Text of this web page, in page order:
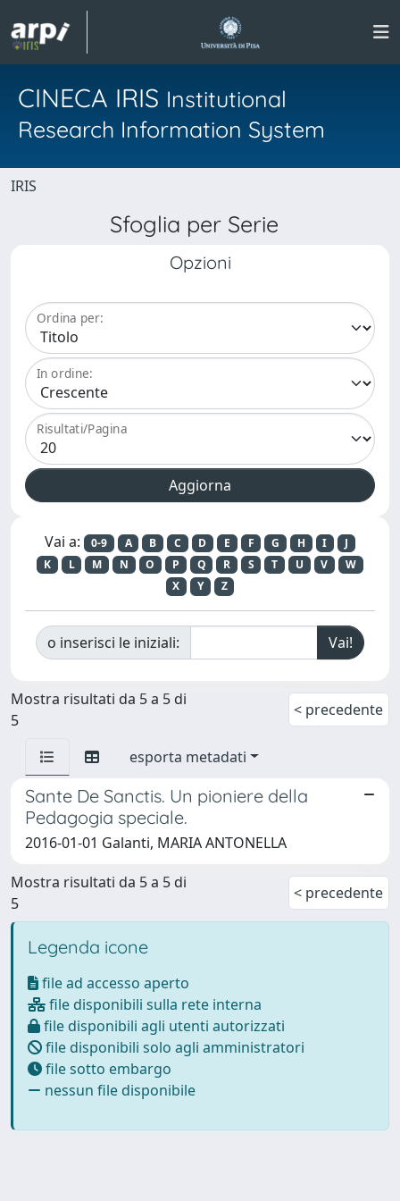
CINECA IRIS Institutional
Research Information System
IRIS
Sfoglia per Serie
Opzioni
Ordina per:
In ordine:
Risultati/Pagina
Vai a: 0-9 A B C D E F G H I
J
K
L M N O P Q R S T U V
W
X
Y Z
o inserisci le iniziali:
Mostra risultati da 5 a 5 di
5
< precedente
esporta metadati
Sante De Sanctis. Un pioniere della
Pedagogia speciale.
2016-01-01 Galanti, MARIA ANTONELLA
Mostra risultati da 5 a 5 di
5
< precedente
Legenda icone
file ad accesso aperto
file disponibili sulla rete interna
file disponibili agli utenti autorizzati
file disponibili solo agli amministratori
file sotto embargo
nessun file disponibile